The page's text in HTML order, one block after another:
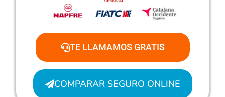
TE LLAMAMOS GRATIS
COMPARAR SEGURO ONLINE